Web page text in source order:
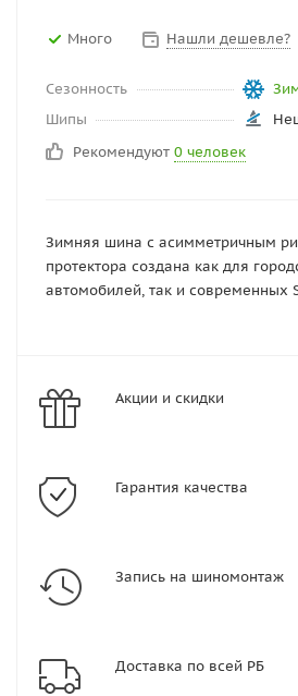
Много Нашли дешевле?
Сезонность
Шипы
Рекомендуют 0 человек
Зимняя шина с асимметричным
протектора создана как для
автомобилей, так и современных
Акции и скидки
Гарантия качества
Запись на шиномонтаж
Доставка по всей РБ